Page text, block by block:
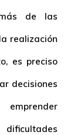
de las
realización
es preciso
decisiones